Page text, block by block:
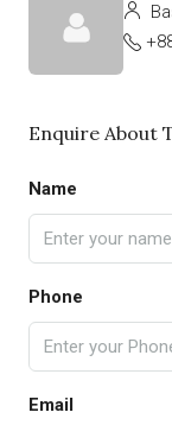
Enquire About
Name
Phone
Email